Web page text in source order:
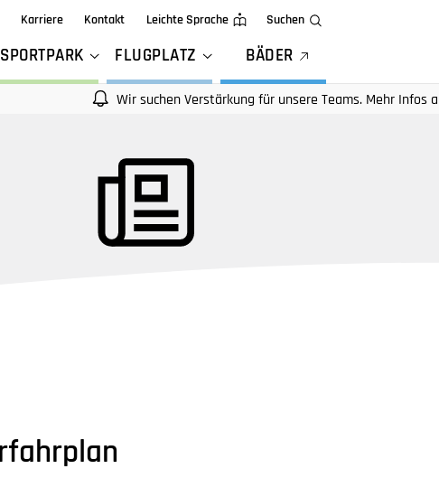
Karriere Kontakt Leichte Sprache Suchen
SPORTPARK FLUGPLATZ BÄDER
Wir suchen Verstärkung für unsere Teams. Mehr Infos auf